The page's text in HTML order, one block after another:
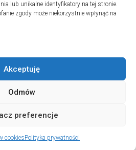
lub unikalne identyfikatory na tej stronie.
zgody może niekorzystnie wpłynąć na
Akceptuję
Odmów
preferencje
cookiesPolityka prywatności